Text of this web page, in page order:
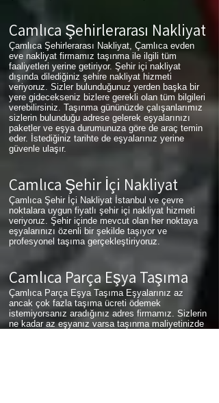
Çamlıca Şehirlerarası Nakliyat
Çamlıca Şehirlerarası Nakliyat, Çamlıca evden
eve nakliyat firmamız taşınma ile ilgili tüm
faaliyetleri yerine getiriyor. Şehir içi nakliyat
dışında dilediğiniz şehire nakliyat hizmeti
veriyoruz. Sizler bulunduğunuz yerden başka bir
yere gidecekseniz bizlere gerekli olan tüm bilgileri
verebilirsiniz. Taşınma gününüzde çalışanlarımız
sizlerin bulunduğu adrese gelerek eşyalarınızı
paketler ve eşya durumunuza göre de araç temin
eder. İstediğiniz tarihte de eşyalarınız yerine
güvenle ulaşır.
Çamlıca Şehir İçi Nakliyat
Çamlıca Şehir İçi Nakliyat İstanbul ve çevre
noktalara uygun fiyatlı şehir içi nakliyat hizmeti
veriyoruz. Şehir içinde mevcut olan her noktaya
eşyalarınızı özenli bir şekilde taşıyor ve
profesyonel taşıma gerçekleştiriyoruz.
Çamlıca Parça Eşya Taşıma
Çamlıca Parça Eşya Taşıma Eşyalarınız az
ancak çok fazla taşıma ücreti ödemek
istemiyorsanız aradığınız adres firmamız. Sizlerin
ne kadar az eşyanız varsa taşınma maliyetinizde